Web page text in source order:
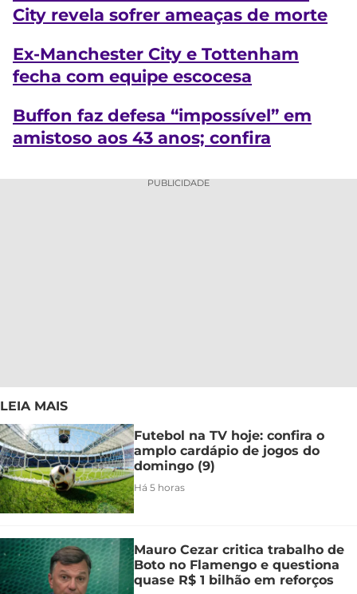
City revela sofrer ameaças de morte
Ex-Manchester City e Tottenham
fecha com equipe escocesa
Buffon faz defesa “impossível” em
amistoso aos 43 anos; confira
PUBLICIDADE
LEIA MAIS
Futebol na TV hoje: confira o
amplo cardápio de jogos do
domingo (9)
Há 5 horas
Mauro Cezar critica trabalho de
Boto no Flamengo e questiona
quase R$ 1 bilhão em reforços